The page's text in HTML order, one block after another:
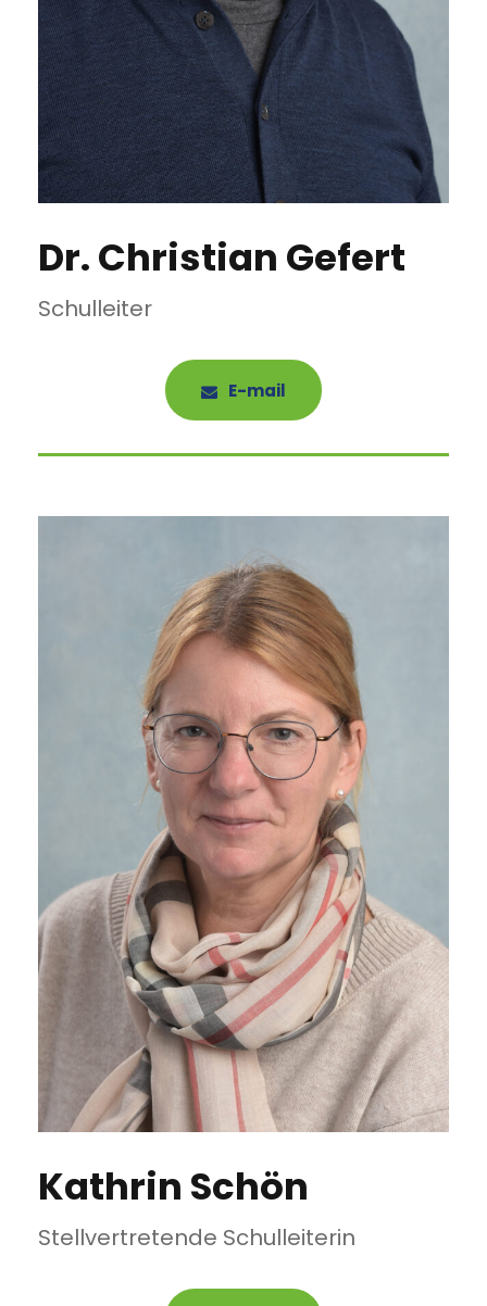
Dr. Christian Gefert
Schulleiter
E-mail
Kathrin Schön
Stellvertretende Schulleiterin